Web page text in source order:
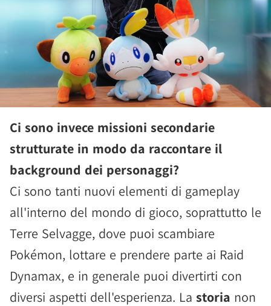
Ci sono invece missioni secondarie
strutturate in modo da raccontare il
background dei personaggi?
Ci sono tanti nuovi elementi di gameplay
all'interno del mondo di gioco, soprattutto le
Terre Selvagge, dove puoi scambiare
Pokémon, lottare e prendere parte ai Raid
Dynamax, e in generale puoi divertirti con
diversi aspetti dell'esperienza. La storia non